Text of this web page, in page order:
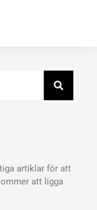
artiklar för att
att ligga